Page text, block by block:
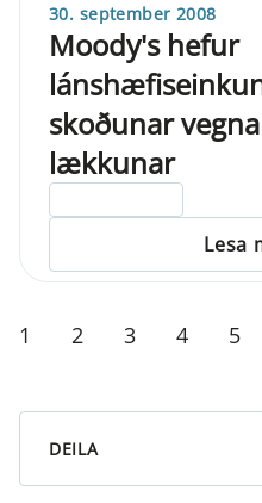
30. september 2008
Moody's hefur
skoðunar
lækkunar
Lesa
1 2 3 4 5
DEILA